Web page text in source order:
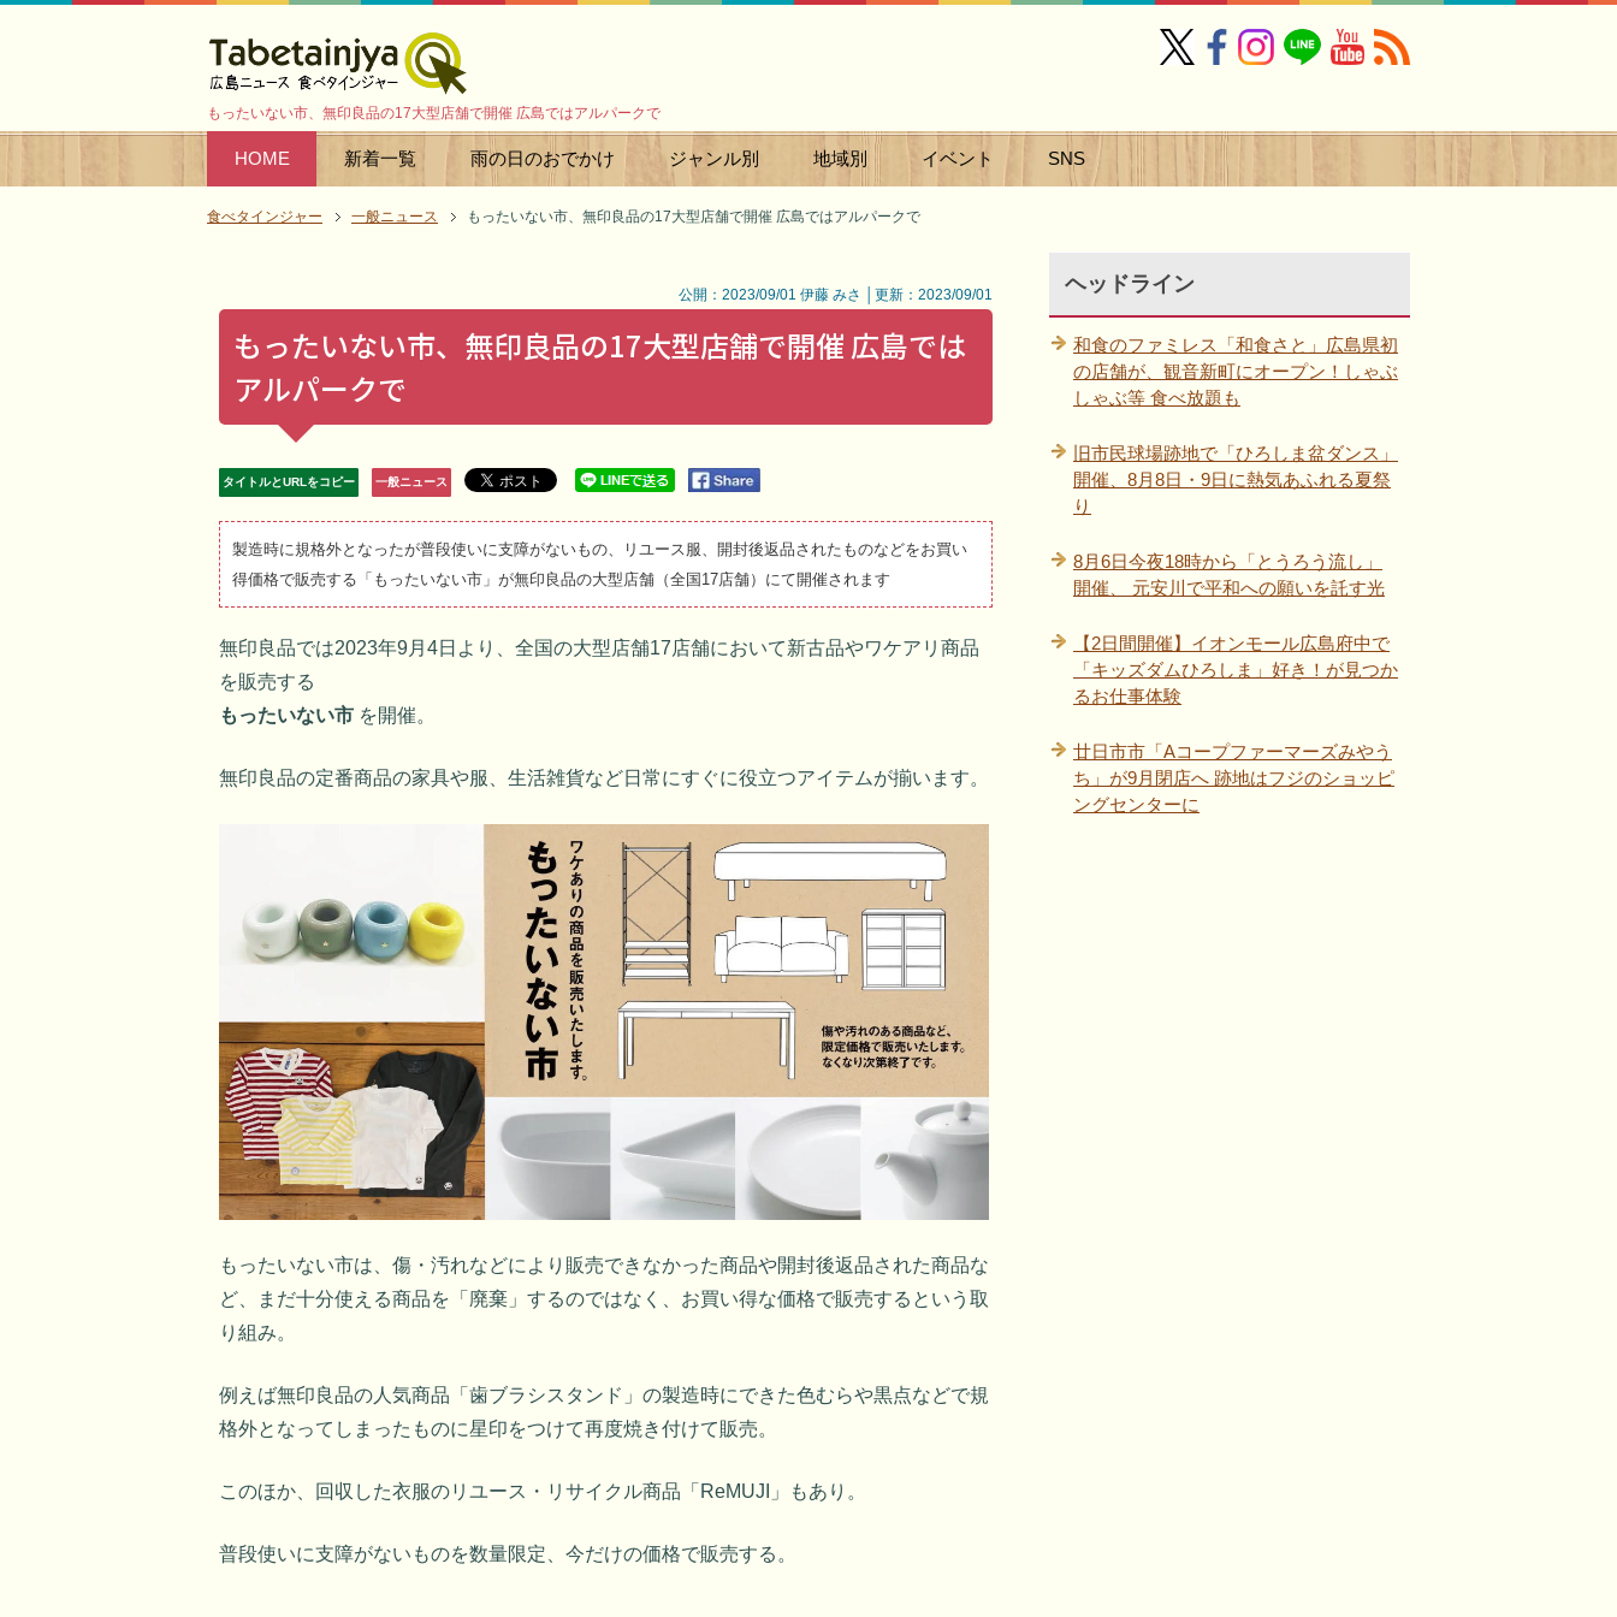
もったいない市、無印良品の17大型店舗で開催 広島ではアルパークで
HOME 新着一覧 雨の日のおでかけ ジャンル別 地域別 イベント SNS
食べタインジャー 一般ニュース もったいない市、無印良品の17大型店舗で開催 広島ではアルパークで
公開：2023/09/01 伊藤 みさ │更新：2023/09/01
もったいない市、無印良品の17大型店舗で開催 広島では
アルパークで
タイトルとURLをコピー 一般ニュース
製造時に規格外となったが普段使いに支障がないもの、リユース服、開封後返品されたものなどをお買い
得価格で販売する「もったいない市」が無印良品の大型店舗（全国17店舗）にて開催されます
無印良品では2023年9月4日より、全国の大型店舗17店舗において新古品やワケアリ商品
を販売する
もったいない市 を開催。
無印良品の定番商品の家具や服、生活雑貨など日常にすぐに役立つアイテムが揃います。
もったいない市は、傷・汚れなどにより販売できなかった商品や開封後返品された商品な
ど、まだ十分使える商品を「廃棄」するのではなく、お買い得な価格で販売するという取
り組み。
例えば無印良品の人気商品「歯ブラシスタンド」の製造時にできた色むらや黒点などで規
格外となってしまったものに星印をつけて再度焼き付けて販売。
このほか、回収した衣服のリユース・リサイクル商品「ReMUJI」もあり。
普段使いに支障がないものを数量限定、今だけの価格で販売する。
ヘッドライン
和食のファミレス「和食さと」広島県初
の店舗が、観音新町にオープン！しゃぶ
しゃぶ等 食べ放題も
旧市民球場跡地で「ひろしま盆ダンス」
開催、8月8日・9日に熱気あふれる夏祭
り
8月6日今夜18時から「とうろう流し」
開催、 元安川で平和への願いを託す光
【2日間開催】イオンモール広島府中で
「キッズダムひろしま」好き！が見つか
るお仕事体験
廿日市市「Aコープファーマーズみやう
ち」が9月閉店へ 跡地はフジのショッピ
ングセンターに